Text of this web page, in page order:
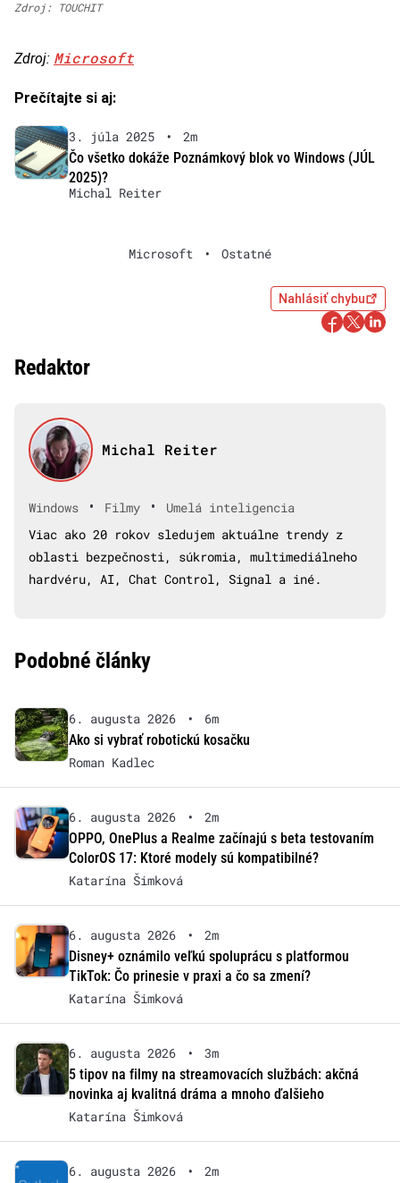
Zdroj: TOUCHIT
Zdroj: Microsoft
Prečítajte si aj:
3. júla 2025 •
2m
Čo všetko dokáže Poznámkový blok vo Windows (JÚL
2025)?
Michal Reiter
Microsoft • Ostatné
Nahlásiť chybu
Redaktor
Michal Reiter
Windows • Filmy •
Umelá inteligencia
Viac ako 20 rokov sledujem aktuálne trendy z
oblasti bezpečnosti, súkromia, multimediálneho
hardvéru, AI, Chat Control, Signal a iné.
Podobné články
6. augusta 2026 •
6m
Ako si vybrať robotickú kosačku
Roman Kadlec
6. augusta 2026 •
2m
OPPO, OnePlus a Realme začínajú s beta testovaním
ColorOS 17: Ktoré modely sú kompatibilné?
Katarína Šimková
6. augusta 2026 •
2m
Disney+ oznámilo veľkú spoluprácu s platformou
TikTok: Čo prinesie v praxi a čo sa zmení?
Katarína Šimková
6. augusta 2026 •
3m
5 tipov na filmy na streamovacích službách: akčná
novinka aj kvalitná dráma a mnoho ďalšieho
Katarína Šimková
6. augusta 2026 •
2m